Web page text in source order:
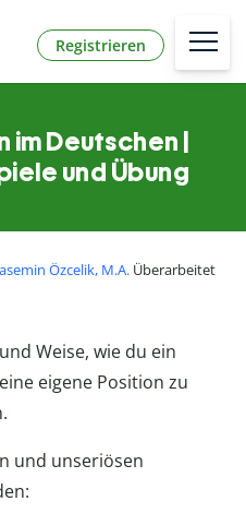
Registrieren
Deutschen |
und Übung
Özcelik, M.A. Überarbeitet
Weise, wie du ein
eigene Position zu
und unseriösen